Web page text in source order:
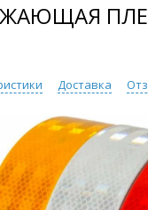
Доставка